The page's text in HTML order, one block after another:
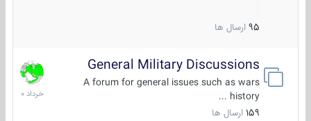
95 ارسال ها
General Military Discussions
A forum for general issues such as wars
history ...
159 ارسال ها
10
خرداد
1400